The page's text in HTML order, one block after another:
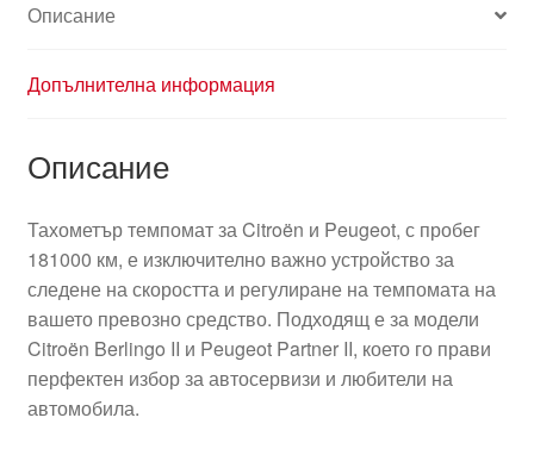
Описание
Допълнителна информация
Описание
Тахометър темпомат за Citroën и Peugeot, с пробег
181000 км, е изключително важно устройство за
следене на скоростта и регулиране на темпомата на
вашето превозно средство. Подходящ е за модели
Citroën Berlingo II и Peugeot Partner II, което го прави
перфектен избор за автосервизи и любители на
автомобила.